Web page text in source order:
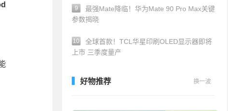
9
最强Mate降临！华为Mate 90 Pro Max关键
参数揭晓
10
全球首款！TCL华星印刷OLED显示器即将
上市 三季度量产
好物推荐 换一波